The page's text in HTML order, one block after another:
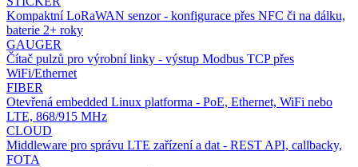
Kompaktní LoRaWAN senzor - konfigurace přes NFC či na dálku,
baterie 2+ roky
GAUGER
Čítač pulzů pro výrobní linky - výstup Modbus TCP přes
WiFi/Ethernet
FIBER
Otevřená embedded Linux platforma - PoE, Ethernet, WiFi nebo
LTE, 868/915 MHz
CLOUD
Middleware pro správu LTE zařízení a dat - REST API, callbacky,
FOTA